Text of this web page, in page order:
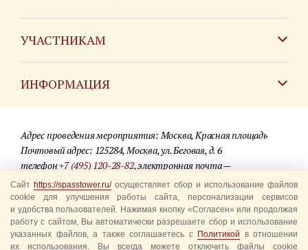
УЧАСТНИКАМ
ИНФОРМАЦИЯ
Для СМИ
Где купить билеты
Акции
Вопрос-ответ
Адрес проведения мероприятия: Москва, Красная площадь
Почтовый адрес: 125284, Москва, ул. Беговая, д. 6
телефон+7 (495) 120-28-82, электронная почта —
info@spasstower.ru
© 2009-2025 Официальный сайт фестиваля «Спасская башня»
Разработка сайта —студия «Сибирикс»
Сайт https://spasstower.ru/осуществляет сбор и использование файлов
cookie для улучшения работы сайта, персонализации сервисов
и удобства пользователей. Нажимая кнопку «Согласен» или продолжая
работу с сайтом, Вы автоматически разрешаете сбор и использование
указанных файлов, а также соглашаетесь с Политикой в отношении
их использования. Вы всегда можете отключить файлы cookie